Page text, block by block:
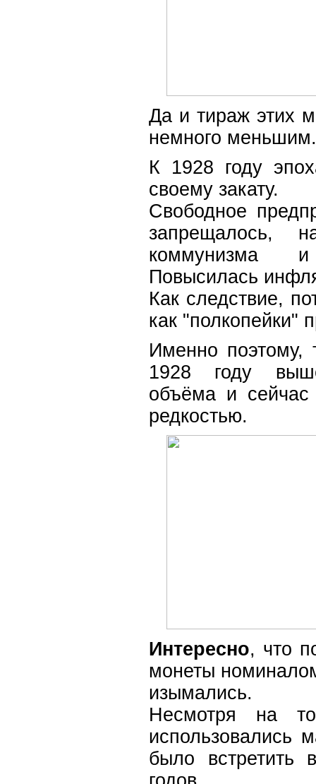
Да и тираж этих
немного меньшим.
К 1928 году
своему закату.
Свободное
запрещалось,
коммунизма
Повысилась
Как следствие,
как "полкопейки"
Именно поэтому,
1928 году
объёма и
редкостью.
Интересно, что
монеты
изымались.
Несмотря на
использовались
было встретить